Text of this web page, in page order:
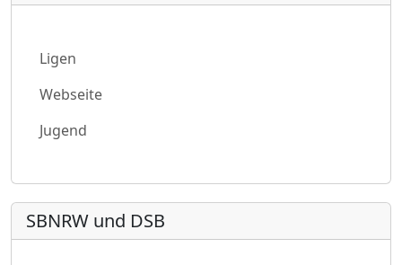
Ligen
Webseite
Jugend
SBNRW und DSB